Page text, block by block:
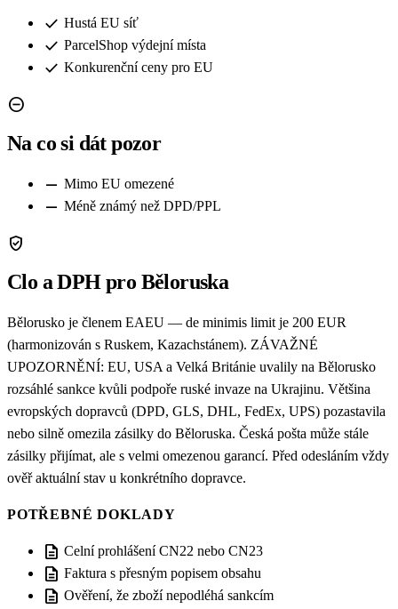
check Hustá EU síť
check ParcelShop výdejní místa
check Konkurenční ceny pro EU
remove_circle
Na co si dát pozor
remove Mimo EU omezené
remove Méně známý než DPD/PPL
verified_user
Clo a DPH pro Běloruska
Bělorusko je členem EAEU — de minimis limit je 200 EUR
(harmonizován s Ruskem, Kazachstánem). ZÁVAŽNÉ
UPOZORNĚNÍ: EU, USA a Velká Británie uvalily na Bělorusko
rozsáhlé sankce kvůli podpoře ruské invaze na Ukrajinu. Většina
evropských dopravců (DPD, GLS, DHL, FedEx, UPS) pozastavila
nebo silně omezila zásilky do Běloruska. Česká pošta může stále
zásilky přijímat, ale s velmi omezenou garancí. Před odesláním vždy
ověř aktuální stav u konkrétního dopravce.
POTŘEBNÉ DOKLADY
description Celní prohlášení CN22 nebo CN23
description Faktura s přesným popisem obsahu
description Ověření, že zboží nepodléhá sankcím